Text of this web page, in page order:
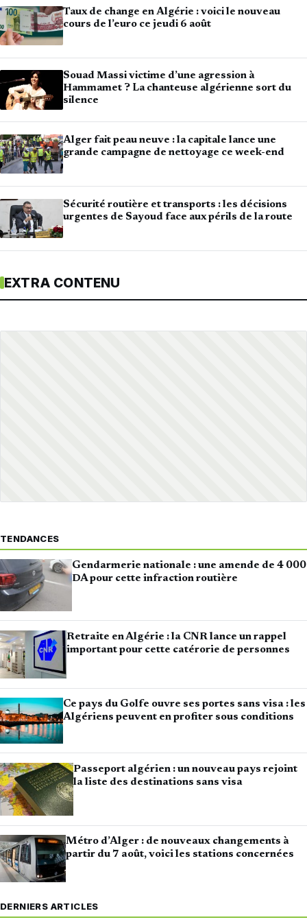
Taux de change en Algérie : voici le nouveau
cours de l’euro ce jeudi 6 août
Souad Massi victime d’une agression à
Hammamet ? La chanteuse algérienne sort du
silence
Alger fait peau neuve : la capitale lance une
grande campagne de nettoyage ce week-end
Sécurité routière et transports : les décisions
urgentes de Sayoud face aux périls de la route
EXTRA CONTENU
TENDANCES
Gendarmerie nationale : une amende de 4 000
DA pour cette infraction routière
Retraite en Algérie : la CNR lance un rappel
important pour cette catérorie de personnes
Ce pays du Golfe ouvre ses portes sans visa : les
Algériens peuvent en profiter sous conditions
Passeport algérien : un nouveau pays rejoint
la liste des destinations sans visa
Métro d’Alger : de nouveaux changements à
partir du 7 août, voici les stations concernées
DERNIERS ARTICLES